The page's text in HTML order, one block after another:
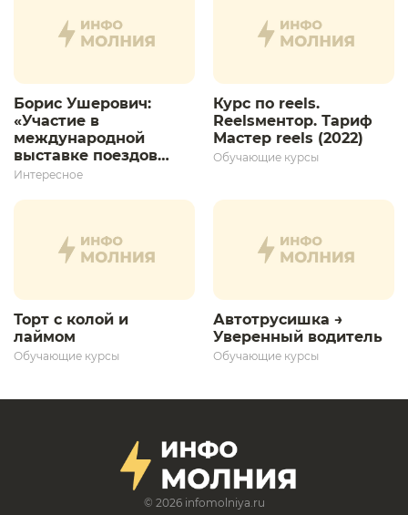
Борис Ушерович:
«Участие в
международной
выставке поездов
дает толчок для
развития»
Интересное
Курс по reels.
Reelsментор. Тариф
Мастер reels (2022)
Обучающие курсы
Торт с колой и
лаймом
Обучающие курсы
Автотрусишка →
Уверенный водитель​
Обучающие курсы
© 2026 infomolniya.ru